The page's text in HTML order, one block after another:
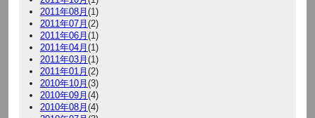
2011年08月(1)
2011年07月(2)
2011年06月(1)
2011年04月(1)
2011年03月(1)
2011年01月(2)
2010年10月(3)
2010年09月(4)
2010年08月(4)